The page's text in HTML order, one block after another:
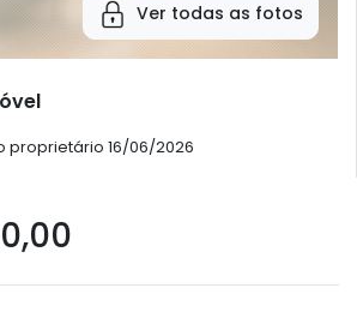
Ver todas as fotos
proprietário 16/06/2026